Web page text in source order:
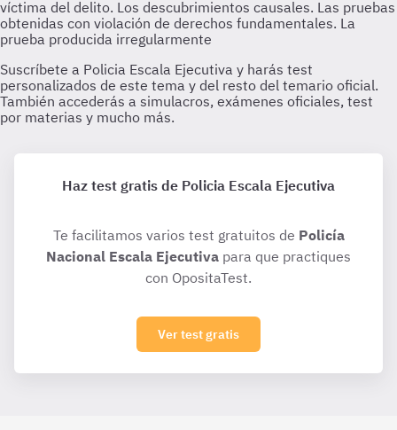
Haz test gratis de Policia Escala Ejecutiva
Te facilitamos varios test gratuitos de Policía
Nacional Escala Ejecutiva para que practiques
con OpositaTest.
Ver test gratis